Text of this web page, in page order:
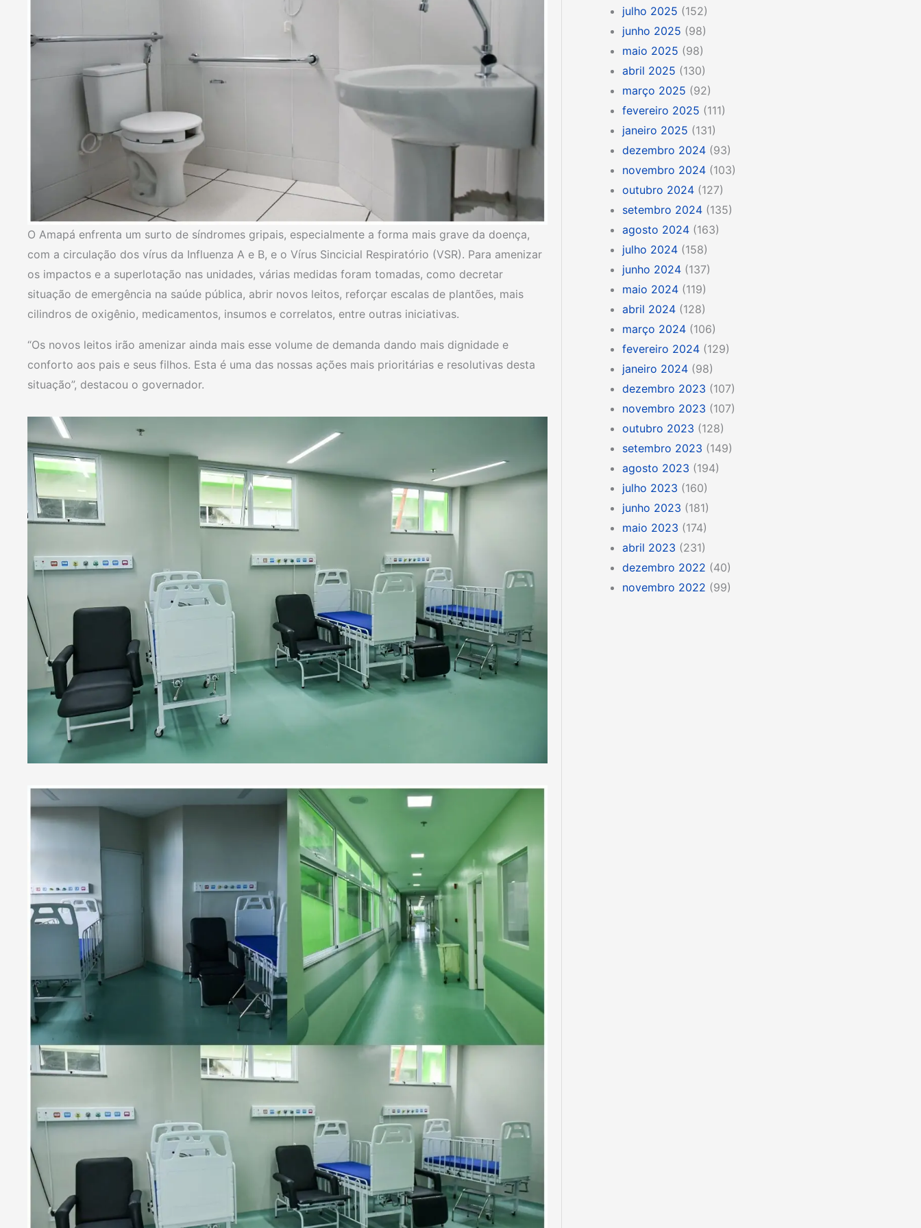
O Amapá enfrenta um surto de síndromes gripais, especialmente a forma mais grave da doença,
com a circulação dos vírus da Influenza A e B, e o Vírus Sincicial Respiratório (VSR). Para amenizar
os impactos e a superlotação nas unidades, várias medidas foram tomadas, como decretar
situação de emergência na saúde pública, abrir novos leitos, reforçar escalas de plantões, mais
cilindros de oxigênio, medicamentos, insumos e correlatos, entre outras iniciativas.
“Os novos leitos irão amenizar ainda mais esse volume de demanda dando mais dignidade e
conforto aos pais e seus filhos. Esta é uma das nossas ações mais prioritárias e resolutivas desta
situação”, destacou o governador.
julho 2025 (152)
junho 2025 (98)
maio 2025 (98)
abril 2025 (130)
março 2025 (92)
fevereiro 2025 (111)
janeiro 2025 (131)
dezembro 2024 (93)
novembro 2024 (103)
outubro 2024 (127)
setembro 2024 (135)
agosto 2024 (163)
julho 2024 (158)
junho 2024 (137)
maio 2024 (119)
abril 2024 (128)
março 2024 (106)
fevereiro 2024 (129)
janeiro 2024 (98)
dezembro 2023 (107)
novembro 2023 (107)
outubro 2023 (128)
setembro 2023 (149)
agosto 2023 (194)
julho 2023 (160)
junho 2023 (181)
maio 2023 (174)
abril 2023 (231)
dezembro 2022 (40)
novembro 2022 (99)